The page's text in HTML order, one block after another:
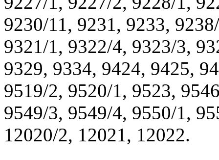
9230/11, 9231, 9233,
9321/1, 9322/4, 9323/3,
9329, 9334, 9424, 9425,
9519/2, 9520/1, 9523,
9549/3, 9549/4, 9550/1,
12020/2, 12021, 12022.